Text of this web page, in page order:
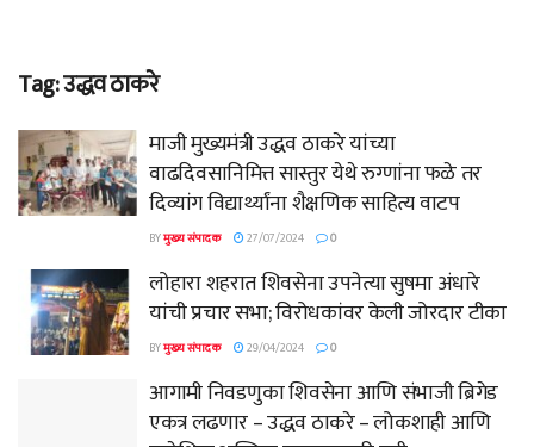
Tag:उद्धव ठाकरे
माजी मुख्यमंत्री उद्धव ठाकरे यांच्या
वाढदिवसानिमित्त सास्तुर येथे रुग्णांना फळे तर
दिव्यांग विद्यार्थ्यांना शैक्षणिक साहित्य वाटप
BYमुख्य संपादक 27/07/2024 0
लोहारा शहरात शिवसेना उपनेत्या सुषमा अंधारे
यांची प्रचार सभा; विरोधकांवर केली जोरदार टीका
BYमुख्य संपादक 29/04/2024 0
आगामी निवडणुका शिवसेना आणि संभाजी ब्रिगेड
एकत्र लढणार – उद्धव ठाकरे – लोकशाही आणि